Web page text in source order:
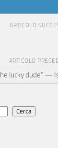
ARTICOLO
ARTICOLO
lucky dude” —
Cerca